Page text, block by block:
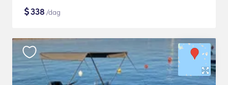
$338 /dag